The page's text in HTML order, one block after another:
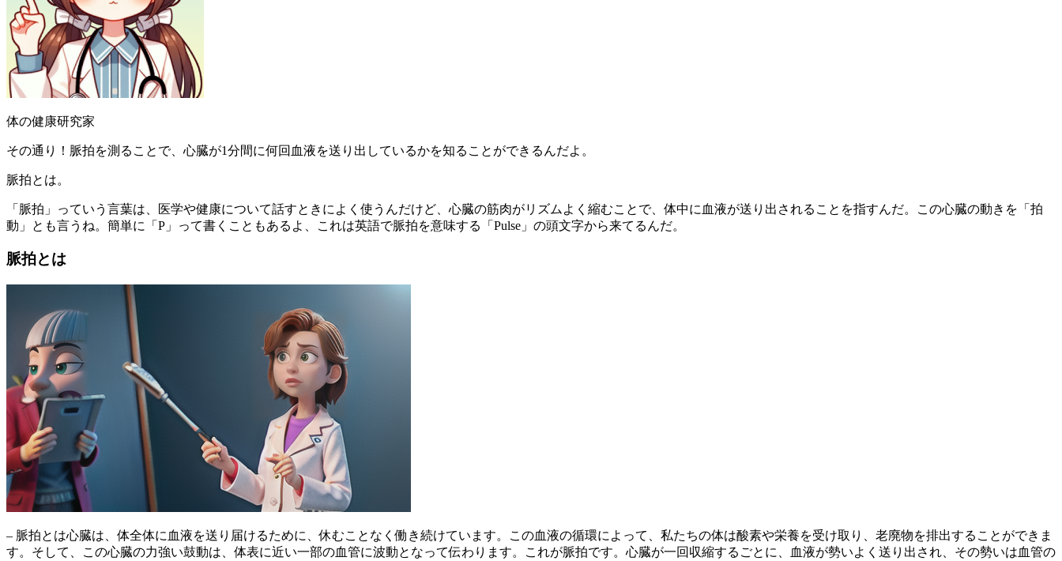
体の健康研究家
その通り！脈拍を測ることで、心臓が1分間に何回血液を送り出しているかを知ることができるんだよ。
脈拍とは。
「脈拍」っていう言葉は、医学や健康について話すときによく使うんだけど、心臓の筋肉がリズムよく縮むことで、体中に血液が送り出されることを指すんだ。この心臓の動きを「拍
動」とも言うね。簡単に「P」って書くこともあるよ、これは英語で脈拍を意味する「Pulse」の頭文字から来てるんだ。
脈拍とは
– 脈拍とは心臓は、体全体に血液を送り届けるために、休むことなく働き続けています。この血液の循環によって、私たちの体は酸素や栄養を受け取り、老廃物を排出することができま
す。そして、この心臓の力強い鼓動は、体表に近い一部の血管に波動となって伝わります。これが脈拍です。 心臓が一回収縮するごとに、血液が勢いよく送り出され、その勢いは血管の